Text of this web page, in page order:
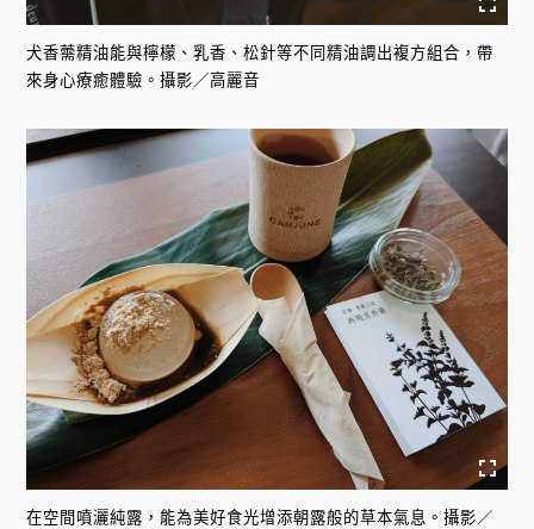
犬香薷精油能與檸檬、乳香、松針等不同精油調出複方組合，帶
來身心療癒體驗。攝影／高麗音
在空間噴灑純露，能為美好食光增添朝露般的草本氣息。攝影／